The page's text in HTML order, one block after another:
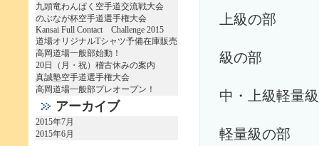
上級の部
級の部
中・上級軽量
軽量級の部
九頭竜わんぱく空手道交流戦大会
のぶなが杯空手道選手権大会
Kansai Full Contact Challenge 2015
道場オリジナルTシャツ予備在庫販売
高岡道場一般部始動！
20日（月・祝）稽古休みの案内
真誠塾空手道選手権大会
高岡道場一般部プレオープン！
アーカイブ
2015年7月
2015年6月